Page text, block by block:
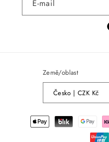
E-mail
Země/oblast
Česko | CZK Kč
Platební
metody